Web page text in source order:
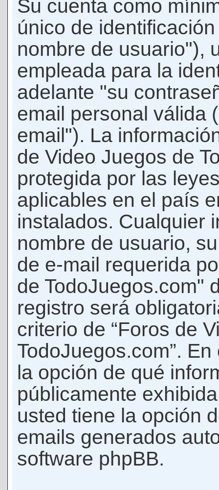
Su cuenta como
único de
nombre de usuario"),
empleada para la
adelante "su
email personal válida
email"). La
de Video Juegos de
protegida por las
aplicables en el país
instalados. Cualquier
nombre de usuario,
de e-mail requerida
de TodoJuegos.com"
registro será
criterio de “Foros de
TodoJuegos.com”.
la opción de qué
públicamente
usted tiene la opción
emails generados
software phpBB.